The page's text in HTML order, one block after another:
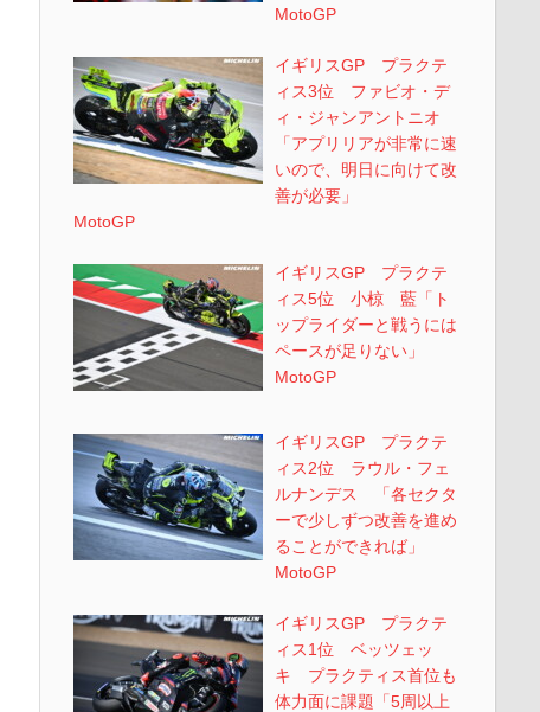
MotoGP
イギリスGP プラクテ
ィス3位 ファビオ・デ
ィ・ジャンアントニオ
「アプリリアが非常に速
いので、明日に向けて改
善が必要」
MotoGP
イギリスGP プラクテ
ィス5位 小椋 藍「ト
ップライダーと戦うには
ペースが足りない」
MotoGP
イギリスGP プラクテ
ィス2位 ラウル・フェ
ルナンデス 「各セクタ
ーで少しずつ改善を進め
ることができれば」
MotoGP
イギリスGP プラクテ
ィス1位 ベッツェッ
キ プラクティス首位も
体力面に課題「5周以上